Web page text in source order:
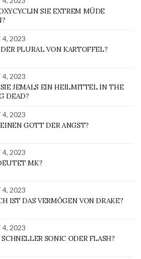
SIE EXTREM MÜDE
4, 2023
PLURAL VON KARTOFFEL?
4, 2023
JEMALS EIN HEILMITTEL IN THE
DEAD?
4, 2023
GOTT DER ANGST?
4, 2023
MK?
4, 2023
IST DAS VERMÖGEN VON DRAKE?
4, 2023
SONIC ODER FLASH?